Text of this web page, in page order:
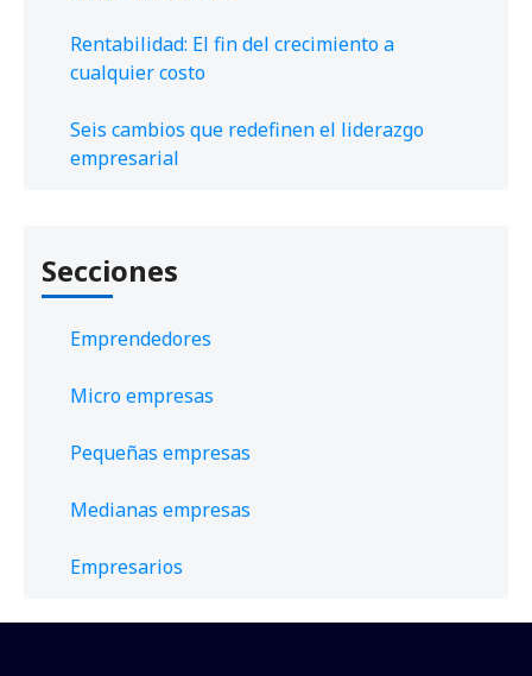
Rentabilidad: El fin del crecimiento a
cualquier costo
Seis cambios que redefinen el liderazgo
empresarial
Secciones
Emprendedores
Micro empresas
Pequeñas empresas
Medianas empresas
Empresarios